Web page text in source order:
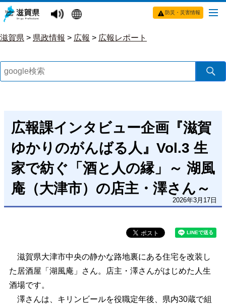
防災・災害情報
滋賀県 > 県政情報 > 広報 > 広報レポート
広報課インタビュー企画『滋賀
ゆかりのがんばる人』Vol.3 生
家で紡ぐ「酒と人の縁」～ 湖風
庵（大津市）の店主・澤さん～
2026年3月17日
滋賀県大津市中央の静かな路地裏にある住宅を改装し
た居酒屋「湖風庵」さん。店主・澤さんがはじめた人生
酒場です。
澤さんは、キリンビールを役職定年後、県内30蔵で組